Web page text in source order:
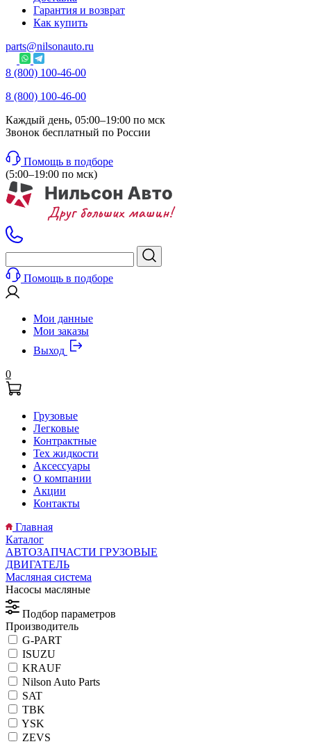
Гарантия и возврат
Как купить
parts@nilsonauto.ru
8 (800) 100-46-00
8 (800) 100-46-00
Каждый день, 05:00–19:00 по мск
Звонок бесплатный по России
Помощь в подборе
(5:00–19:00 по мск)
Помощь в подборе
Мои данные
Мои заказы
Выход
0
Грузовые
Легковые
Контрактные
Тех жидкости
Аксессуары
О компании
Акции
Контакты
Главная
Каталог
АВТОЗАПЧАСТИ ГРУЗОВЫЕ
ДВИГАТЕЛЬ
Масляная система
Насосы масляные
Подбор параметров
Производитель
G-PART
ISUZU
KRAUF
Nilson Auto Parts
SAT
TBK
YSK
ZEVS